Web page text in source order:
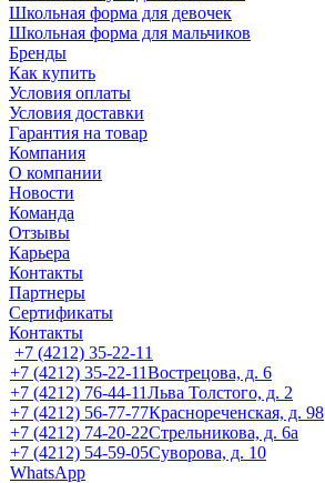
Школьная форма для девочек
Школьная форма для мальчиков
Бренды
Как купить
Условия оплаты
Условия доставки
Гарантия на товар
Компания
О компании
Новости
Команда
Отзывы
Карьера
Контакты
Партнеры
Сертификаты
Контакты
+7 (4212) 35-22-11
+7 (4212) 35-22-11Вострецова, д. 6
+7 (4212) 76-44-11Льва Толстого, д. 2
+7 (4212) 56-77-77Краснореченская, д. 98
+7 (4212) 74-20-22Стрельникова, д. 6а
+7 (4212) 54-59-05Суворова, д. 10
WhatsApp